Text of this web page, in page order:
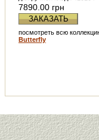
7890.00 грн
ЗАКАЗАТЬ
посмотреть всю
Butterfly